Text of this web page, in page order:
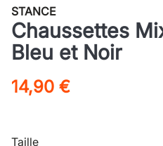
STANCE
Chaussettes
Bleu et Noir
14,90 €
Taille